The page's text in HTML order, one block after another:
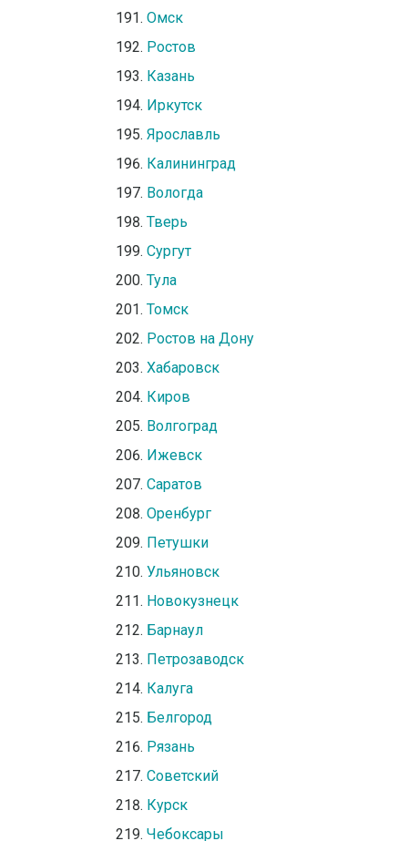
Омск
Ростов
Казань
Иркутск
Ярославль
Калининград
Вологда
Тверь
Сургут
Тула
Томск
Ростов на Дону
Хабаровск
Киров
Волгоград
Ижевск
Саратов
Оренбург
Петушки
Ульяновск
Новокузнецк
Барнаул
Петрозаводск
Калуга
Белгород
Рязань
Советский
Курск
Чебоксары